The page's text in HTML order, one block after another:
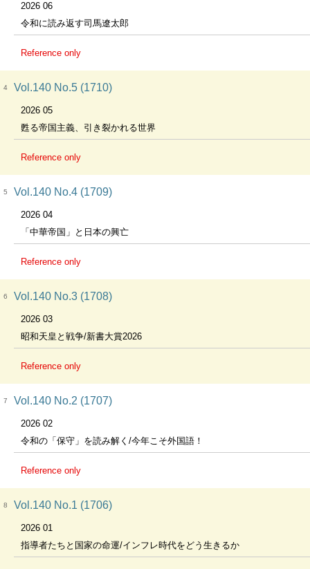
2026 06
令和に読み返す司馬遼太郎
Reference only
4 Vol.140 No.5 (1710)
2026 05
甦る帝国主義、引き裂かれる世界
Reference only
5 Vol.140 No.4 (1709)
2026 04
「中華帝国」と日本の興亡
Reference only
6 Vol.140 No.3 (1708)
2026 03
昭和天皇と戦争/新書大賞2026
Reference only
7 Vol.140 No.2 (1707)
2026 02
令和の「保守」を読み解く/今年こそ外国語！
Reference only
8 Vol.140 No.1 (1706)
2026 01
指導者たちと国家の命運/インフレ時代をどう生きるか